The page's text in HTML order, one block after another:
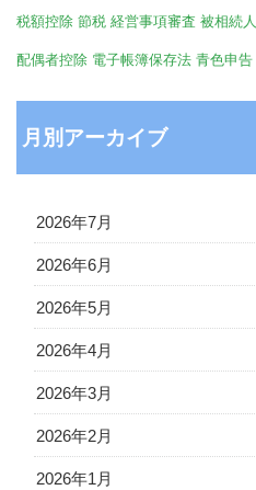
税額控除 節税 経営事項審査 被相続人
配偶者控除 電子帳簿保存法 青色申告
月別アーカイブ
2026年7月
2026年6月
2026年5月
2026年4月
2026年3月
2026年2月
2026年1月